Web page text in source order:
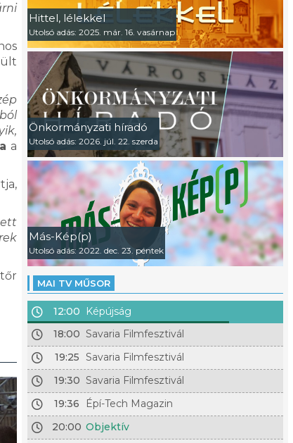
a
Hittel, lélekkel
Utolsó adás: 2025. már. 16. vasárnap
Önkormányzati híradó
Utolsó adás: 2026. júl. 22. szerda
Más-Kép(p)
Utolsó adás: 2022. dec. 23. péntek
MAI TV MŰSOR
12:00
Képújság
18:00 Savaria Filmfesztivál
19:25 Savaria Filmfesztivál
19:30 Savaria Filmfesztivál
19:36
Épí-Tech Magazin
20:00 Objektív